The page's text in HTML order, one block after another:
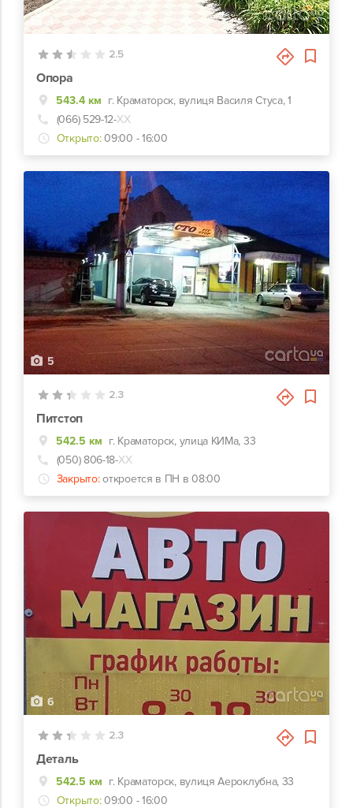
4
2.5
Опора
543.4 км г. Краматорск, вулиця Василя Стуса, 1
(066) 529-12-ХХ
Открыто: 09:00 - 16:00
5
2.3
Питстоп
542.5 км г. Краматорск, улица КИМа, 33
(050) 806-18-ХХ
Закрыто: откроется в ПН в 08:00
6
2.3
Деталь
542.5 км г. Краматорск, вулиця Аероклубна, 33
Открыто: 09:00 - 16:00